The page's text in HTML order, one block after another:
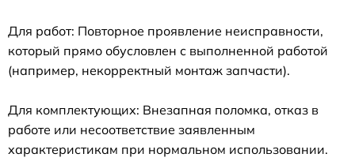
Для работ: Повторное проявление неисправности,
который прямо обусловлен с выполненной работой
(например, некорректный монтаж запчасти).
Для комплектующих: Внезапная поломка, отказ в
работе или несоответствие заявленным
характеристикам при нормальном использовании.